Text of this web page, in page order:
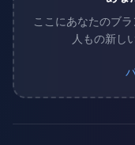
ここにあなたのブ
人もの新し